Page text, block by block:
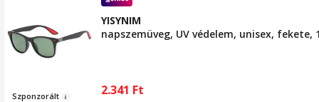
Szponzorált
YISYNIM
napszemüveg, UV védelem, unisex, fekete,
2.341 Ft